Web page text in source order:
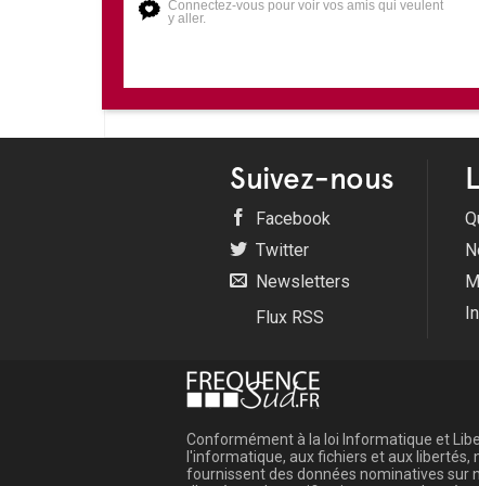
Connectez-vous pour voir vos amis qui veulent
y aller.
Suivez-nous
Facebook
Twitter
Newsletters
Flux RSS
Conformément à la loi Informatique et
l'informatique, aux fichiers et aux libertés,
fournissent des données nominatives sur